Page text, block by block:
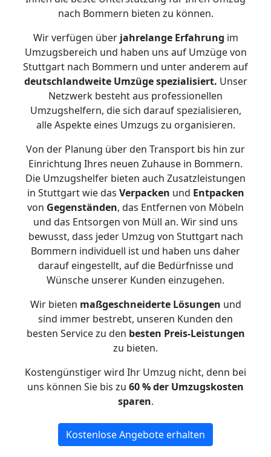
nach Bommern bieten zu können.
Wir verfügen überjahrelange Erfahrung im
Umzugsbereich und haben uns auf Umzüge von
Stuttgart nach Bommern und unter anderem auf
deutschlandweite Umzüge spezialisiert. Unser
Netzwerk besteht aus professionellen
Umzugshelfern, die sich darauf spezialisieren,
alle Aspekte eines Umzugs zu organisieren.
Von der Planung über den Transport bis hin zur
Einrichtung Ihres neuen Zuhause in Bommern.
Die Umzugshelfer bieten auch Zusatzleistungen
in Stuttgart wie das Verpacken und Entpacken
von Gegenständen, das Entfernen von Möbeln
und das Entsorgen von Müll an. Wir sind uns
bewusst, dass jeder Umzug von Stuttgart nach
Bommern individuell ist und haben uns daher
darauf eingestellt, auf die Bedürfnisse und
Wünsche unserer Kunden einzugehen.
Wir bieten maßgeschneiderte Lösungen und
sind immer bestrebt, unseren Kunden den
besten Service zu den besten Preis-Leistungen
zu bieten.
Kostengünstiger wird Ihr Umzug nicht, denn bei
uns können Sie bis zu 60 % der Umzugskosten
sparen.
Kostenlose Angebote erhalten